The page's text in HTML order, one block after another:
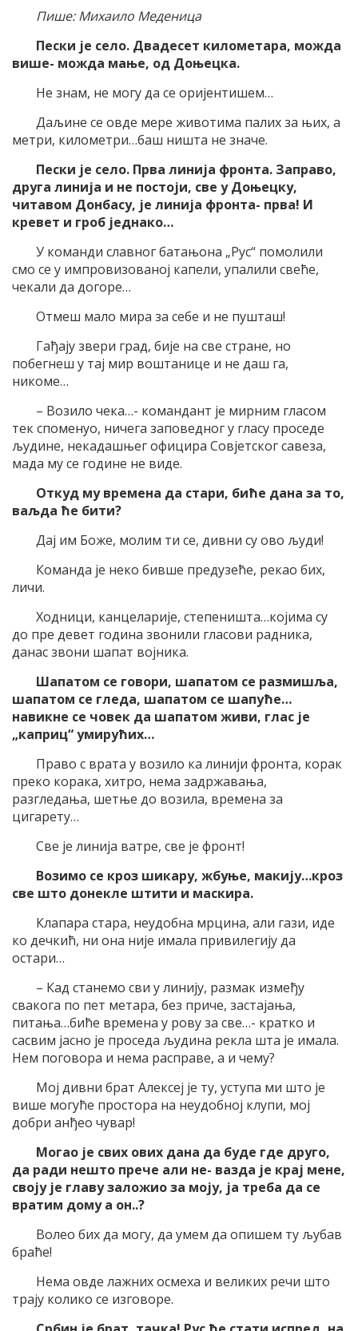
Пише: Михаило Меденица
Пески је село. Двадесет километара, можда
више- можда мање, од Доњецка.
Не знам, не могу да се оријентишем…
Даљине се овде мере животима палих за њих, а
метри, километри…баш ништа не значе.
Пески је село. Прва линија фронта. Заправо,
друга линија и не постоји, све у Доњецку,
читавом Донбасу, је линија фронта- прва! И
кревет и гроб једнако…
У команди славног батањона „Рус“ помолили
смо се у импровизованој капели, упалили свеће,
чекали да догоре…
Отмеш мало мира за себе и не пушташ!
Гађају звери град, бије на све стране, но
побегнеш у тај мир воштанице и не даш га,
никоме…
– Возило чека…- командант је мирним гласом
тек споменуо, ничега заповедног у гласу проседе
људине, некадашњег официра Совјетског савеза,
мада му се године не виде.
Откуд му времена да стари, биће дана за то,
ваљда ће бити?
Дај им Боже, молим ти се, дивни су ово људи!
Команда је неко бивше предузеће, рекао бих,
личи.
Ходници, канцеларије, степеништа…којима су
до пре девет година звонили гласови радника,
данас звони шапат војника.
Шапатом се говори, шапатом се размишља,
шапатом се гледа, шапатом се шапуће…
навикне се човек да шапатом живи, глас је
„каприц“ умирућих…
Право с врата у возило ка линији фронта, корак
преко корака, хитро, нема задржавања,
разгледања, шетње до возила, времена за
цигарету…
Све је линија ватре, све је фронт!
Возимо се кроз шикару, жбуње, макију…кроз
све што донекле штити и маскира.
Клапара стара, неудобна мрцина, али гази, иде
ко дечкић, ни она није имала привилегију да
остари…
– Кад станемо сви у линију, размак између
свакога по пет метара, без приче, застајања,
питања…биће времена у рову за све…- кратко и
сасвим јасно је проседа људина рекла шта је имала.
Нем поговора и нема расправе, а и чему?
Мој дивни брат Алексеј је ту, уступа ми што је
више могуће простора на неудобној клупи, мој
добри анђео чувар!
Могао је свих ових дана да буде где друго,
да ради нешто прече али не- вазда је крај мене,
своју је главу заложио за моју, ја треба да се
вратим дому а он..?
Волео бих да могу, да умем да опишем ту љубав
браће!
Нема овде лажних осмеха и великих речи што
трају колико се изговоре.